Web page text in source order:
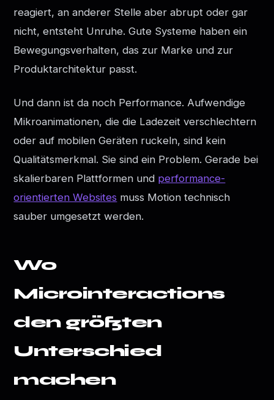
reagiert, an anderer Stelle aber abrupt oder gar
nicht, entsteht Unruhe. Gute Systeme haben ein
Bewegungsverhalten, das zur Marke und zur
Produktarchitektur passt.
Und dann ist da noch Performance. Aufwendige
Mikroanimationen, die die Ladezeit verschlechtern
oder auf mobilen Geräten ruckeln, sind kein
Qualitätsmerkmal. Sie sind ein Problem. Gerade bei
skalierbaren Plattformen und performance-
orientierten Websites muss Motion technisch
sauber umgesetzt werden.
Wo
Microinteractions
den größten
Unterschied
machen